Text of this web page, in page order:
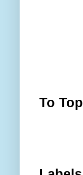
To Top